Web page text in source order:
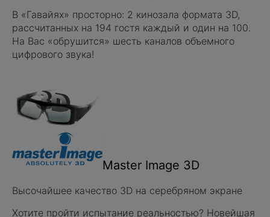
В «Гавайях» просторно: 2 кинозала формата 3D,
рассчитанных на 194 гостя каждый и один на 100.
На Вас «обрушится» шесть каналов объемного
цифрового звука!
Master Image 3D
Высочайшее качество 3D на серебряном экране
Хотите пройти испытание реальностью? Новейшая